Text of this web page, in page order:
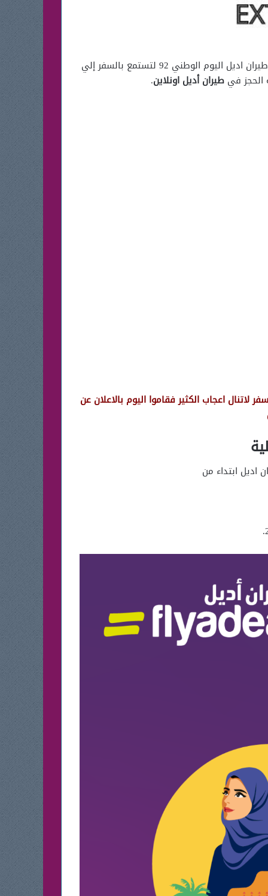
يُصادف احتفال مرور 5 سنوات لطيران اديل مع الاحتفال باليوم الوطني السعودى 2022 و لأجل ذلك فقد أنطلقت عروض طيران اديل اليوم الوطني 92 لتستمع بالسفر إلي
الحجز فيطيران أديل اونلاين.
2022 ان سعر الرحلات الداخلية تبدأ من 55 ريال ولكن فترة السفر لاتنال اعجاب الكثير فقاموا اليوم بالاعلان عن
اديل ابتداء من